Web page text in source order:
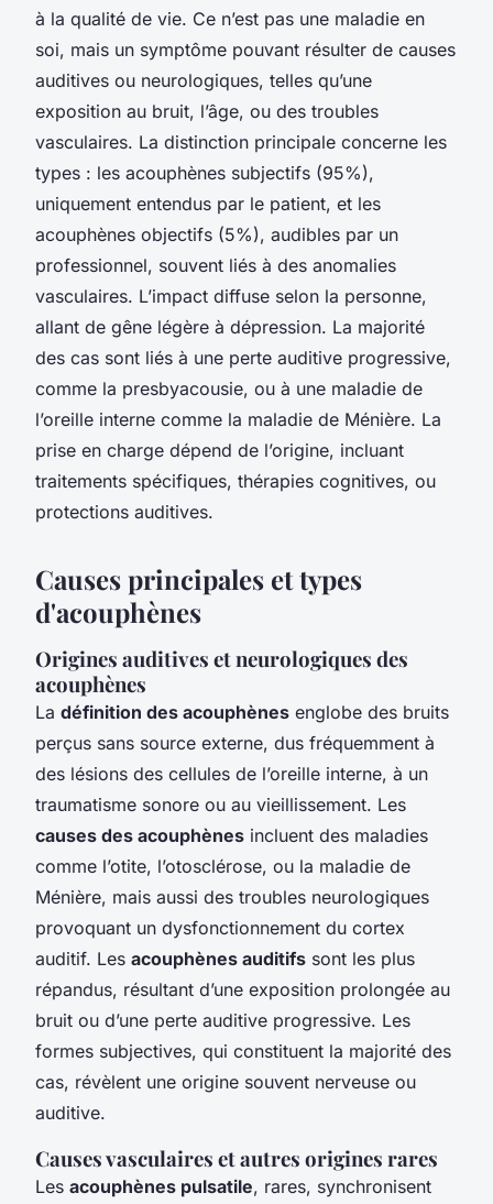
à la qualité de vie. Ce n’est pas une maladie en
soi, mais un symptôme pouvant résulter de causes
auditives ou neurologiques, telles qu’une
exposition au bruit, l’âge, ou des troubles
vasculaires. La distinction principale concerne les
types : les acouphènes subjectifs (95%),
uniquement entendus par le patient, et les
acouphènes objectifs (5%), audibles par un
professionnel, souvent liés à des anomalies
vasculaires. L’impact diffuse selon la personne,
allant de gêne légère à dépression. La majorité
des cas sont liés à une perte auditive progressive,
comme la presbyacousie, ou à une maladie de
l’oreille interne comme la maladie de Ménière. La
prise en charge dépend de l’origine, incluant
traitements spécifiques, thérapies cognitives, ou
protections auditives.
Causes principales et types
d'acouphènes
Origines auditives et neurologiques des
acouphènes
La définition des acouphènes englobe des bruits
perçus sans source externe, dus fréquemment à
des lésions des cellules de l’oreille interne, à un
traumatisme sonore ou au vieillissement. Les
causes des acouphènes incluent des maladies
comme l’otite, l’otosclérose, ou la maladie de
Ménière, mais aussi des troubles neurologiques
provoquant un dysfonctionnement du cortex
auditif. Les acouphènes auditifs sont les plus
répandus, résultant d’une exposition prolongée au
bruit ou d’une perte auditive progressive. Les
formes subjectives, qui constituent la majorité des
cas, révèlent une origine souvent nerveuse ou
auditive.
Causes vasculaires et autres origines rares
Les acouphènes pulsatile, rares, synchronisent